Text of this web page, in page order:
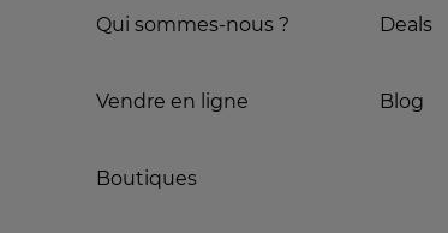
Qui sommes-nous ?
Vendre en ligne
Boutiques
Deals
Blog